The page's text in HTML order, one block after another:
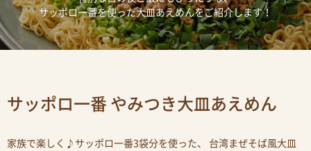
サッポロ一番を使った大皿あえめんをご紹介します！
サッポロ一番 やみつき大皿あえめん
家族で楽しく♪サッポロ一番3袋分を使った、 台湾まぜそば風大皿